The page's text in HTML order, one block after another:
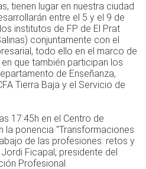
tienen lugar en nuestra ciudad
entre el 5 y el 9 de
institutos de FP de El Prat
conjuntamente con el
todo ello en el marco de
en que también participan los
de Enseñanza,
Tierra Baja y el Servicio de
17:45h en el Centro de
la ponencia "Transformaciones
de las profesiones: retos y
Ficapal, presidente del
Profesional.